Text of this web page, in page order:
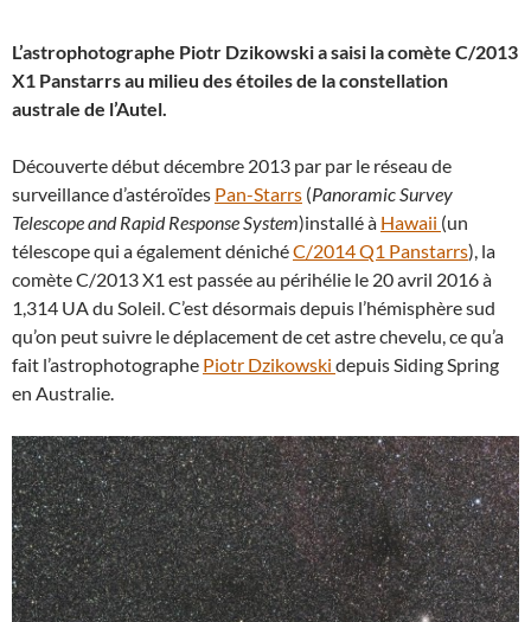
L’astrophotographe Piotr Dzikowski a saisi la comète C/2013
X1 Panstarrs au milieu des étoiles de la constellation
australe de l’Autel.
Découverte début décembre 2013 par par le réseau de
surveillance d’astéroïdes Pan-Starrs (Panoramic Survey
Telescope and Rapid Response System)installé à Hawaii (un
télescope qui a également dénichéC/2014 Q1 Panstarrs), la
comète C/2013 X1 est passée au périhélie le 20 avril 2016 à
1,314 UA du Soleil. C’est désormais depuis l’hémisphère sud
qu’on peut suivre le déplacement de cet astre chevelu, ce qu’a
fait l’astrophotographe Piotr Dzikowski depuis Siding Spring
en Australie.